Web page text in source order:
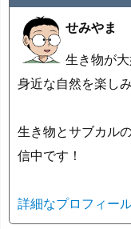
せみやま
生き物が
身近な自然を楽し
生き物とサブカル
信中です！
詳細なプロフィー